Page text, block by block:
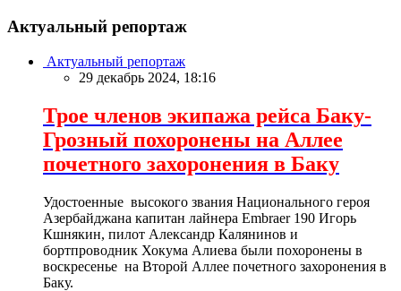
Актуальный репортаж
Актуальный репортаж
29 декабрь 2024, 18:16
Трое членов экипажа рейса Баку-
Грозный похоронены на Аллее
почетного захоронения в Баку
Удостоенные высокого звания Национального героя
Азербайджана капитан лайнера Embraer 190 Игорь
Кшнякин, пилот Александр Калянинов и
бортпроводник Хокума Алиева были похоронены в
воскресенье на Второй Аллее почетного захоронения в
Баку.